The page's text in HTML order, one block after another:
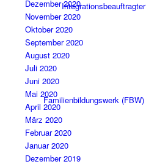
Integrationsbeauftragter
Familienbildungswerk (FBW)
Dezember 2020
November 2020
Oktober 2020
September 2020
August 2020
Juli 2020
Juni 2020
Mai 2020
April 2020
März 2020
Februar 2020
Januar 2020
Dezember 2019